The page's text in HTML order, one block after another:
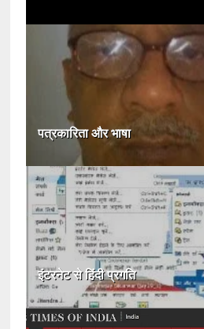
पत्रकारिता और भाषा
इंटरनेट से हिंदी प्रगति